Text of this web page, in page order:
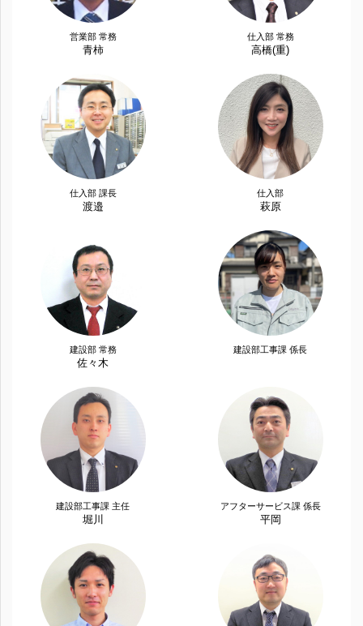
営業部 常務
青柿
仕入部 常務
高橋(重)
仕入部 課長
渡邉
仕入部
萩原
建設部 常務
佐々木
建設部工事課 係長
建設部工事課 主任
堀川
アフターサービス課 係長
平岡